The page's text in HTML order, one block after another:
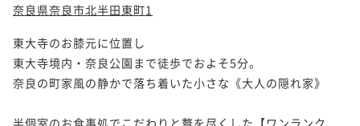
奈良県奈良市北半田東町1
東大寺のお膝元に位置し
東大寺境内・奈良公園まで徒歩でおよそ5分。
奈良の町家風の静かで落ち着いた小さな《大人の隠れ家》
半個室のお食事処でこだわりと贅を尽くした【ワンランク